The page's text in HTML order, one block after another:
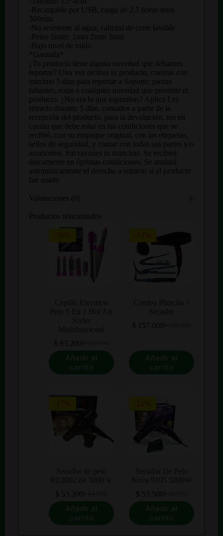
-Recargable por USB, carga de 2,5 horas dura
300min
-No resistente al agua, cabezal de corte lavable
-Peine límite: 1mm 2mm 3mm
-Bajo nivel de ruido
*Garantía*
¿Tu producto tiene alguna novedad que debamos
reportar? Una vez recibas tu producto, cuentas con
máximo 5 días para reportar a Soporte: piezas
faltantes, rotas o cualquier novedad que presente el
producto. ¿No era lo que esperabas? Aplica Ley
retracto durante 5 días, contados a partir de la
recepción del producto, para la devolución, ten en
cuenta que debe estar en las condiciones que se
recibió, con su empaque original, con las etiquetas,
sellos de seguridad, y contar con todas sus partes y/o
accesorios. Sin rayones ni manchas. Se recibirá
únicamente en óptimas condiciones. Se anulará
automáticamente el derecho a retracto si el producto
fue usado
Valoraciones (0)
Productos relacionados
-36%
El
precio
original
$ 83.200El
precio
actual
Añadir al
carrito
-13%
El
era:
$ 180.000.
$ 157.000El
es:
$ 157.000.
Añadir al
carrito
-17%
El
precio
original
$ 53.200El
precio
actual
Añadir al
carrito
-21%
El
precio
original
$ 53.500El
precio
actual
Añadir al
carrito